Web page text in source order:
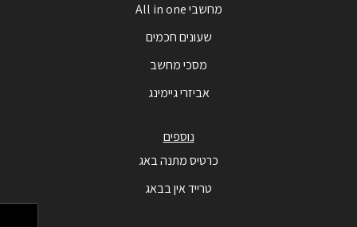
מחשבי All in one
שעונים חכמים
מסכי מחשב
אביזרי גיימינג
נוספים
כרטיס מתנה באג
טרייד אין בבאג